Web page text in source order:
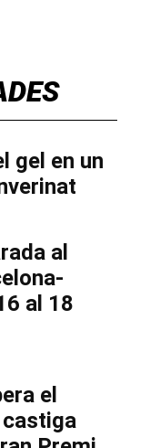
gel en un
al
al 18
el